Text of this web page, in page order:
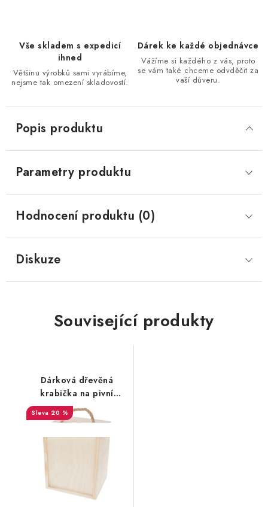
Vše skladem s expedicí
ihned
Většinu výrobků sami vyrábíme,
nejsme tak omezení skladovostí.
Dárek ke každé objednávce
Vážíme si každého z vás, proto
se vám také chceme odvděčit za
vaší důveru.
Popis produktu
Parametry produktu
Hodnocení produktu (0)
Diskuze
Související produkty
Dárková dřevěná
krabička na pivní
půllitr
20 %